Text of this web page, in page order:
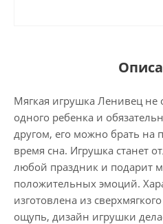
Мягкая игрушка Ленивец
одного ребенка и
другом, его можно брать на
время сна. Игрушка станет
любой праздник и подарит
положительных эмоций.
изготовлена из
ощупь, дизайн игрушки